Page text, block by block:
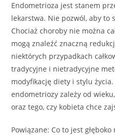
Endometrioza jest stanem
lekarstwa. Nie pozwól, aby to
Chociaż choroby nie można
mogą znaleźć znaczną
niektórych przypadkach
tradycyjne i nietradycyjne
modyfikację diety i stylu
endometriozy zależy od
oraz tego, czy kobieta chce
Powiązane: Co to jest